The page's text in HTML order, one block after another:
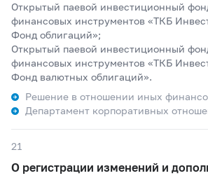
Открытый паевой инвестиционный
финансовых инструментов «ТКБ
Фонд облигаций»;
Открытый паевой инвестиционный
финансовых инструментов «ТКБ
Фонд валютных облигаций».
Решение в отношении иных
Департамент корпоративных
21
О регистрации изменений и